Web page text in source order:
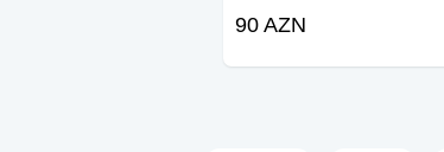
hamam yerləşir. Qaz, işıq, su, wifi,
samovar, manqal, şiş
90 AZN